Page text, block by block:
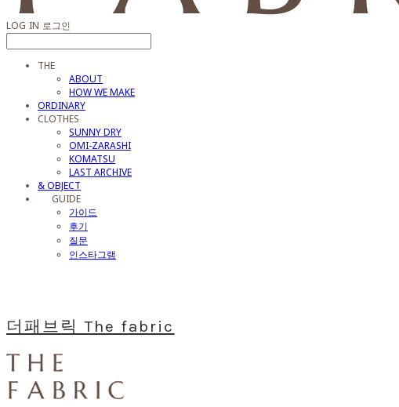
LOG IN 로그인
THE
ABOUT
HOW WE MAKE
ORDINARY
CLOTHES
SUNNY DRY
OMI-ZARASHI
KOMATSU
LAST ARCHIVE
& OBJECT
⠀⠀GUIDE
가이드
후기
질문
인스타그램
더패브릭 The fabric